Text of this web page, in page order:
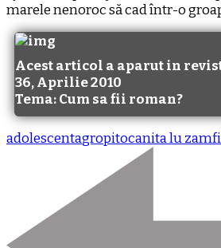
marele nenoroc să cad într-o
Acest articol a aparut in
36, Aprilie 2010
Tema: Cum sa fii roman?
adolescentagropitocanita lu